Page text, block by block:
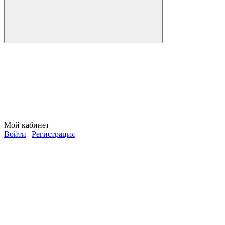
Мой кабинет
Войти | Регистрация